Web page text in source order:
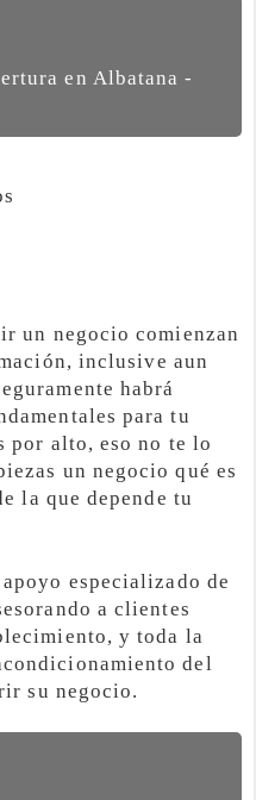
en Albatana -
un negocio comienzan
inclusive aun
habrá
para tu
por alto, eso no te lo
un negocio qué es
la que depende tu
especializado de
a clientes
y toda la
del
su negocio.